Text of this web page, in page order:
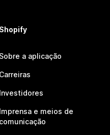
Shopify
Sobre a aplicação
Carreiras
Investidores
Imprensa e meios de
comunicação